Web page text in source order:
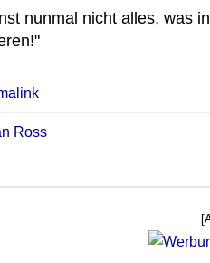
nunmal nicht alles, was
Ross